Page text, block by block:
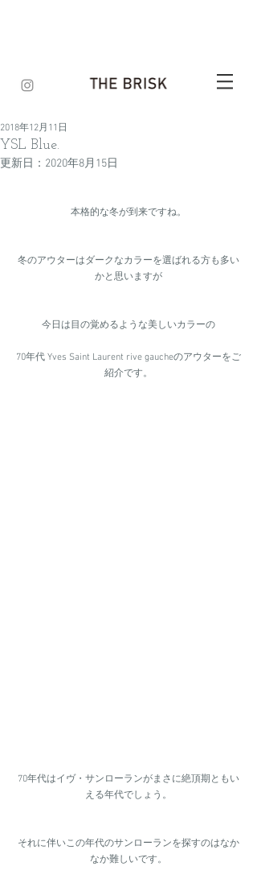
YSL Blue.
2018年12月11日
更新日： 2020年8月15日
本格的な冬が到来ですね。
冬のアウターはダークなカラーを選ばれる方も多い
かと思いますが
今日は目の覚めるような美しいカラーの
70年代 Yves Saint Laurent rive gaucheのアウターをご
紹介です。
70年代はイヴ・サンローランがまさに絶頂期ともい
える年代でしょう。
それに伴いこの年代のサンローランを探すのはなか
なか難しいです。